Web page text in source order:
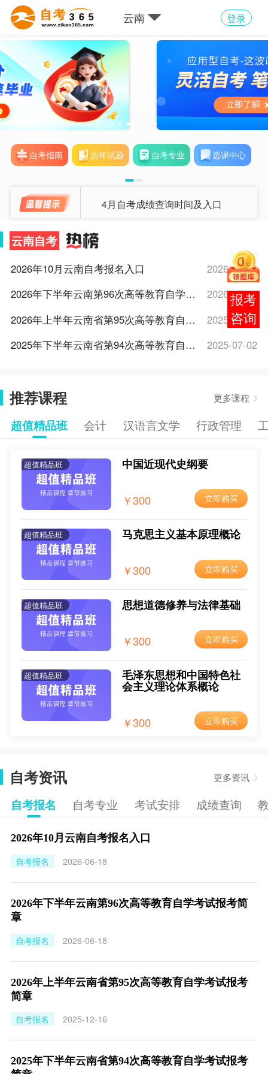
云南 登录
自考指南 历年试题 自考专业 选课中心
4月自考成绩查询时间及入口
云南自考
2026年10月云南自考报名入口
2026-06-18
2026年下半年云南第96次高等教育自学考试报考简章
2026-06-18
2026年上半年云南省第95次高等教育自学考试报考简章
2025-12-16
2025年下半年云南省第94次高等教育自学考试报考简章
2025-07-02
2025年10月云南自考报名时间
2025-05-26
2025年10月云南自考报考条件
2025-05-26
2025年10月云南自考新生注册流程
2025-05-26
2025年10月云南网上自考报名流程
2025-05-26
2025年上半年云南省第93次高等教育自学考试报考简章
2024-12-26
2025年4月云南自考报名入口已开通
2025年4月云南自考报名时间
2024-12-09
2025年4月云南自考报考条件
2024-12-09
2025年4月云南自考报考费用
推荐课程 更多课程
超值精品班 会计 汉语言文学 行政管理
超值精品班 中国近现代史纲要
￥300 立即购买
超值精品班 马克思主义基本原理概论
￥300 立即购买
超值精品班 思想道德修养与法律基础
￥300 立即购买
超值精品班 毛泽东思想和中国特色社
会主义理论体系概论
￥300 立即购买
自考资讯 更多资讯
自考报名 自考专业 考试安排 成绩查询
2026年10月云南自考报名入口
自考报名
2026-06-18
2026年下半年云南第96次高等教育自学考试报考简
章
自考报名
2026-06-18
2026年上半年云南省第95次高等教育自学考试报考
简章
自考报名
2025-12-16
2025年下半年云南省第94次高等教育自学考试报考
在线
客服